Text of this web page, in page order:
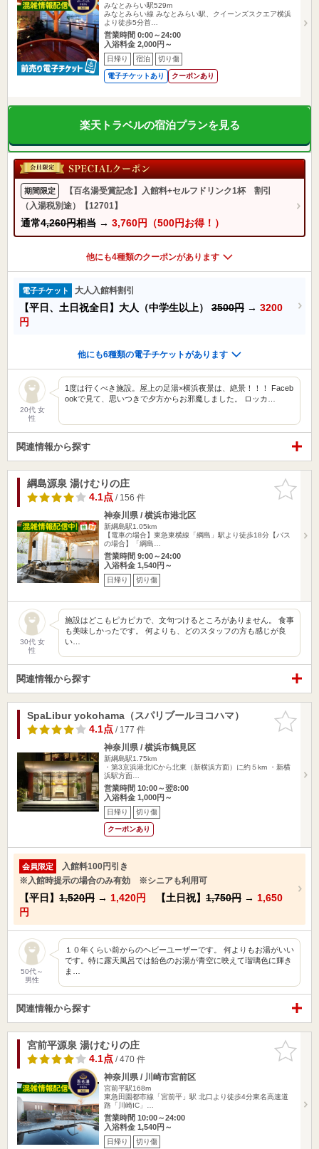
みなとみらい駅529m
みなとみらい線 みなとみらい駅、クイーンズスクエア横浜
より徒歩5分首…
営業時間 0:00～24:00
入浴料金 2,000円～
日帰り 宿泊 切り傷
電子チケットあり クーポンあり
楽天トラベルの宿泊プランを見る
期間限定
【百名湯受賞記念】入館料+セルフドリンク1杯 割引
（入湯税別途）【12701】
通常4,260円相当 → 3,760円（500円お得！）
他にも4種類のクーポンがあります
電子チケット 大人入館料割引
【平日、土日祝全日】大人（中学生以上） 3500円 → 3200
円
他にも6種類の電子チケットがあります
20代 女
性
1度は行くべき施設。屋上の足湯×横浜夜景は、絶景！！！ Faceb
ookで見て、思いつきで夕方からお邪魔しました。 ロッカ…
関連情報から探す
お気に入
りに追加
綱島源泉 湯けむりの庄
4.1点/ 156 件
神奈川県 / 横浜市港北区
新綱島駅1.05km
【電車の場合】東急東横線「綱島」駅より徒歩18分【バス
の場合】「綱島…
営業時間 9:00～24:00
入浴料金 1,540円～
日帰り 切り傷
30代 女
性
施設はどこもピカピカで、文句つけるところがありません。 食事
も美味しかったです。 何よりも、どのスタッフの方も感じが良
い…
関連情報から探す
お気に入
りに追加
SpaLibur yokohama（スパリブールヨコハマ）
4.1点/ 177 件
神奈川県 / 横浜市鶴見区
新綱島駅1.75km
・第3京浜港北ICから北東（新横浜方面）に約５km ・新横
浜駅方面…
営業時間 10:00～翌8:00
入浴料金 1,000円～
日帰り 切り傷
クーポンあり
会員限定
入館料100円引き
※入館時提示の場合のみ有効 ※シニアも利用可
【平日】 1,520円 → 1,420円 【土日祝】 1,750円 → 1,650
円
50代～
男性
１０年くらい前からのヘビーユーザーです。 何よりもお湯がいい
です。特に露天風呂では飴色のお湯が青空に映えて瑠璃色に輝き
ま…
関連情報から探す
お気に入
りに追加
宮前平源泉 湯けむりの庄
4.1点/ 470 件
神奈川県 / 川崎市宮前区
宮前平駅168m
東急田園都市線「宮前平」駅 北口より徒歩4分東名高速道
路「川崎IC」…
営業時間 10:00～24:00
入浴料金 1,540円～
日帰り 切り傷